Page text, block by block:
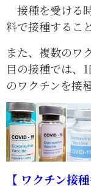
接種を受ける
料で接種するこ
また、複数のワ
目の接種では、
のワクチンを接
【 ワクチン接